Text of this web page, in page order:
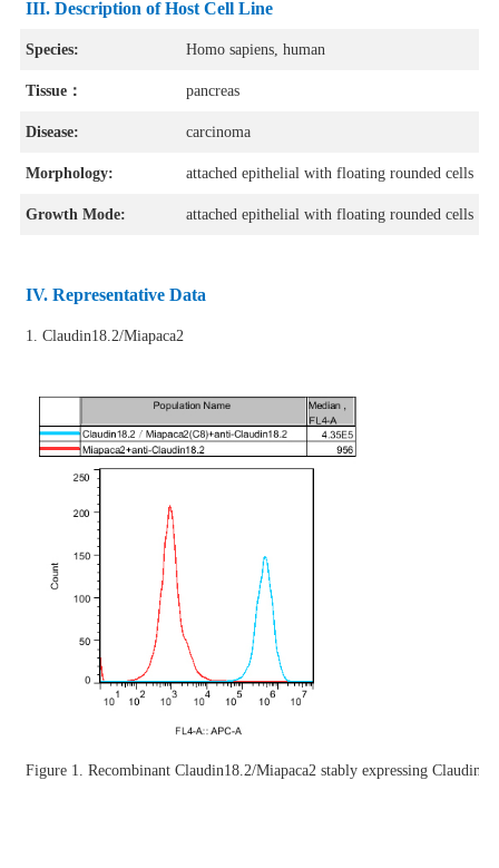
III. Description of Host Cell Line
Species: Homo sapiens, human
Tissue： pancreas
Disease: carcinoma
Morphology: attached epithelial with floating rounded cells
Growth Mode: attached epithelial with floating rounded cells
IV. Representative Data
1. Claudin18.2/Miapaca2
Figure 1. Recombinant Claudin18.2/Miapaca2 stably expressing